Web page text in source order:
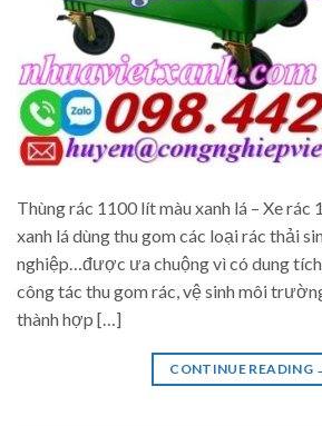
Thùng rác 1100 lít màu xanh lá – Xe
xanh lá dùng thu gom các loại rác thải
nghiệp…được ưa chuộng vì có dung
công tác thu gom rác, vệ sinh môi
thành hợp […]
CONTINUE READING